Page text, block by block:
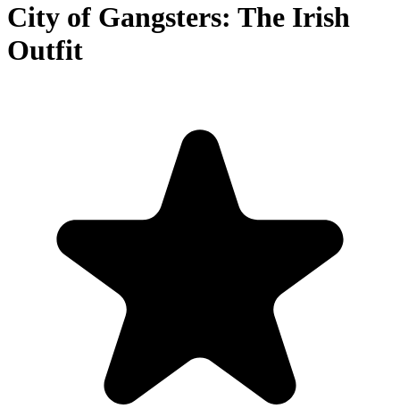
City of Gangsters: The Irish
Outfit